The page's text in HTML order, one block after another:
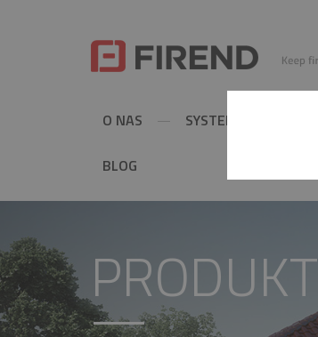
O NAS SYSTEMY KOMINOWE
BLOG
PRODUKT